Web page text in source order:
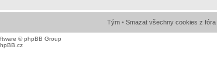
Tým • Smazat všechny cookies z fóra
© phpBB Group